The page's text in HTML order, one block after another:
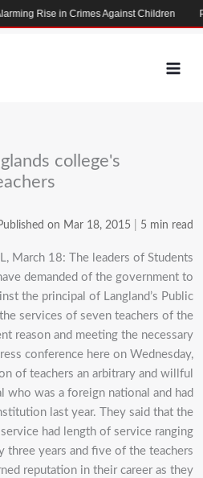
college's
on Mar 18, 2015 5 min read
March 18: The leaders of Students
demanded of the government to
the principal of Langland’s Public
services of seven teachers of the
reason and meeting the necessary
conference here on Wednesday,
of teachers an arbitrary and willful
who was a foreign national and had
last year. They said that the
had length of service ranging
years and five of the teachers
reputation in their career as they
Crimes Against Children Pakistan,